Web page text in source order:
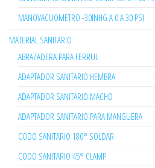
MANOVACUOMETRO -30INHG A 0 A 30 PSI
MATERIAL SANITARIO
ABRAZADERA PARA FERRUL
ADAPTADOR SANITARIO HEMBRA
ADAPTADOR SANITARIO MACHO
ADAPTADOR SANITARIO PARA MANGUERA
CODO SANITARIO 180° SOLDAR
CODO SANITARIO 45° CLAMP